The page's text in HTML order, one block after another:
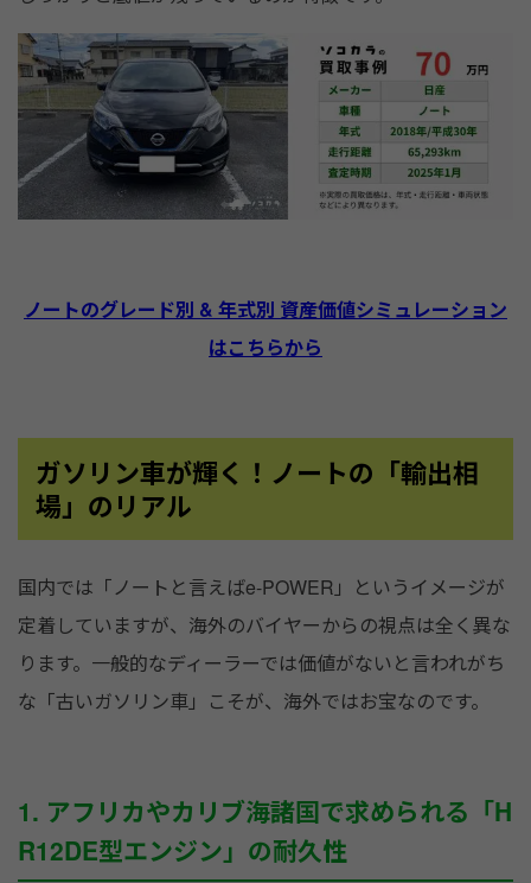
ノートのグレード別 & 年式別 資産価値シミュレーション
はこちらから
ガソリン車が輝く！ノートの「輸出相
場」のリアル
国内では「ノートと言えばe-POWER」というイメージが
定着していますが、海外のバイヤーからの視点は全く異な
ります。一般的なディーラーでは価値がないと言われがち
な「古いガソリン車」こそが、海外ではお宝なのです。
1. アフリカやカリブ海諸国で求められる「H
R12DE型エンジン」の耐久性